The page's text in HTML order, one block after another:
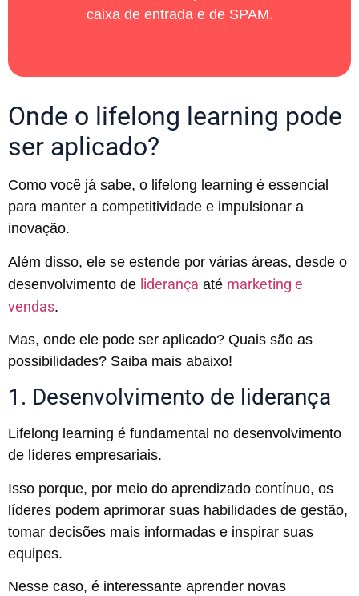
caixa de entrada e de SPAM.
Onde o lifelong learning pode
ser aplicado?
Como você já sabe, o lifelong learning é essencial
para manter a competitividade e impulsionar a
inovação.
Além disso, ele se estende por várias áreas, desde o
desenvolvimento de liderança até marketing e
vendas.
Mas, onde ele pode ser aplicado? Quais são as
possibilidades? Saiba mais abaixo!
1. Desenvolvimento de liderança
Lifelong learning é fundamental no desenvolvimento
de líderes empresariais.
Isso porque, por meio do aprendizado contínuo, os
líderes podem aprimorar suas habilidades de gestão,
tomar decisões mais informadas e inspirar suas
equipes.
Nesse caso, é interessante aprender novas